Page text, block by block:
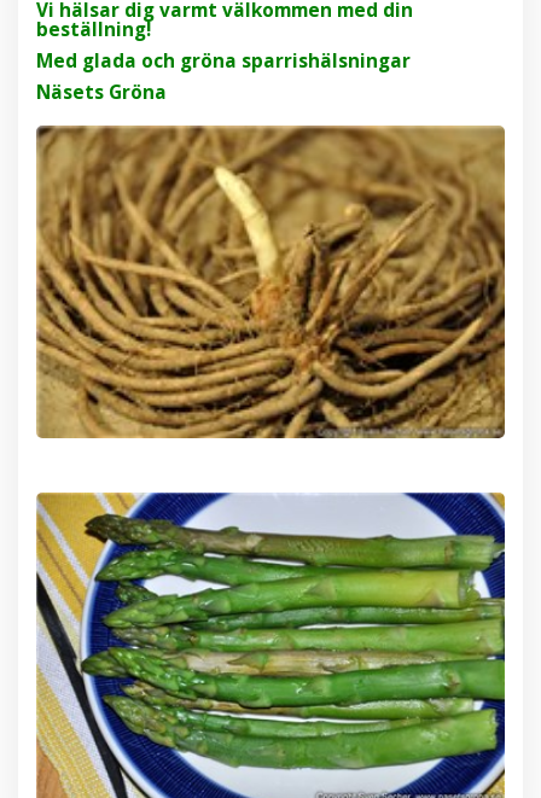
Vi hälsar dig varmt välkommen med din
beställning!
Med glada och gröna sparrishälsningar
Näsets Gröna